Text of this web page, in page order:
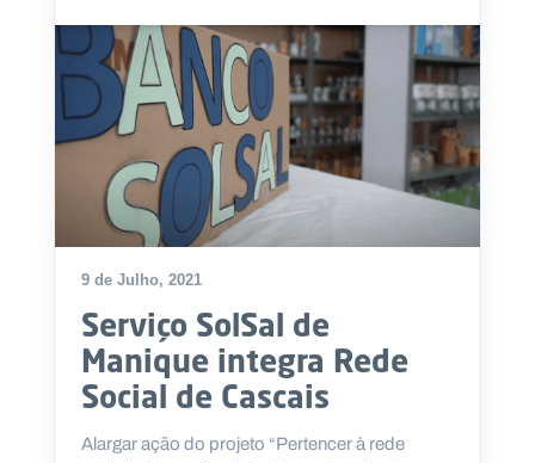
9 de Julho, 2021
Serviço SolSal de
Manique integra Rede
Social de Cascais
Alargar ação do projeto “Pertencer à rede